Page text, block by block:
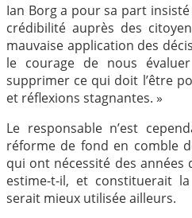
Ian Borg a pour sa part
crédibilité auprès des
mauvaise application des
le courage de nous
supprimer ce qui doit l’être
et réflexions stagnantes. »
Le responsable n’est
réforme de fond en comble
qui ont nécessité des années
estime-t-il, et constituerait
serait mieux utilisée ailleurs.